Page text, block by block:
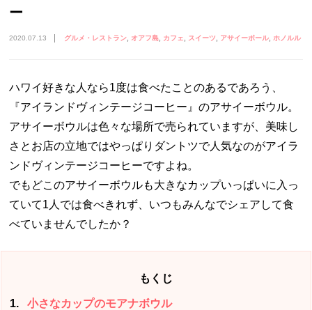
ー
2020.07.13 グルメ・レストラン オアフ島 カフェ スイーツ アサイーボール ホノルル
ハワイ好きな人なら1度は食べたことのあるであろう、
『アイランドヴィンテージコーヒー』のアサイーボウル。
アサイーボウルは色々な場所で売られていますが、美味し
さとお店の立地ではやっぱりダントツで人気なのがアイラ
ンドヴィンテージコーヒーですよね。
でもどこのアサイーボウルも大きなカップいっぱいに入っ
ていて1人では食べきれず、いつもみんなでシェアして食
べていませんでしたか？
もくじ
1 小さなカップのモアナボウル